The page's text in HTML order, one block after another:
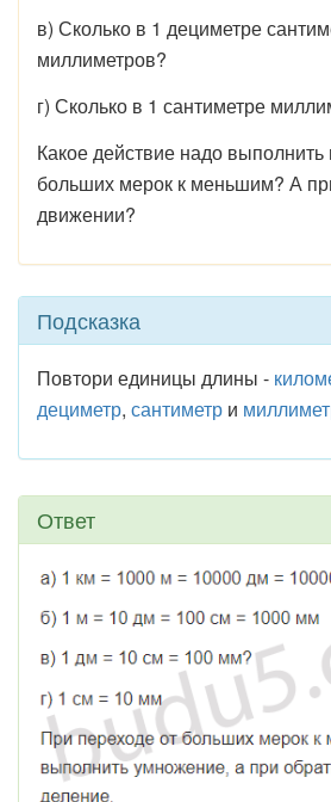
в) Сколько в 1 дециметре
миллиметров?
г) Сколько в 1 сантиметре
Какое действие надо
больших мерок к меньшим? А
движении?
Подсказка
Повтори единицы длины -
дециметр, сантиметр и
Ответ